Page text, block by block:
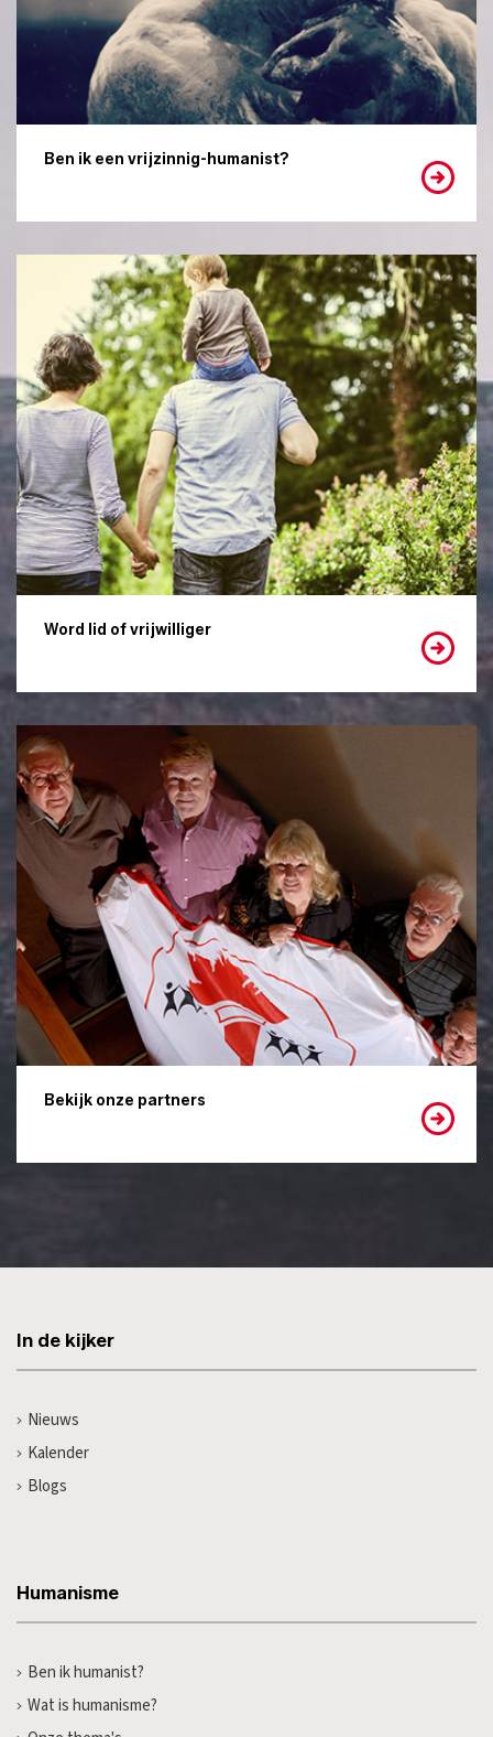
Ben ik een vrijzinnig-humanist?
Word lid of vrijwilliger
Bekijk onze partners
In de kijker
Nieuws
Kalender
Blogs
Humanisme
Ben ik humanist?
Wat is humanisme?